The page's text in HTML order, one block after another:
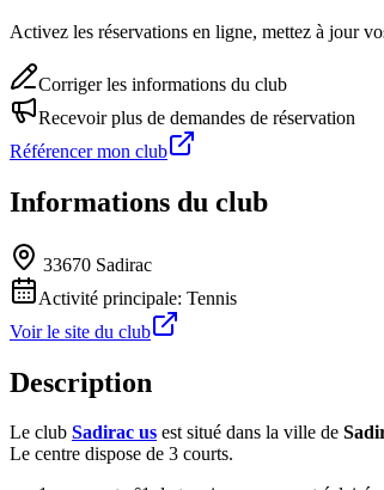
Activez les réservations en ligne, mettez à jour
Corriger les informations du club
Recevoir plus de demandes de réservation
Référencer mon club
Informations du club
33670 Sadirac
Activité principale: Tennis
Voir le site du club
Description
Le club Sadirac us est situé dans la ville de
Le centre dispose de 3 courts.